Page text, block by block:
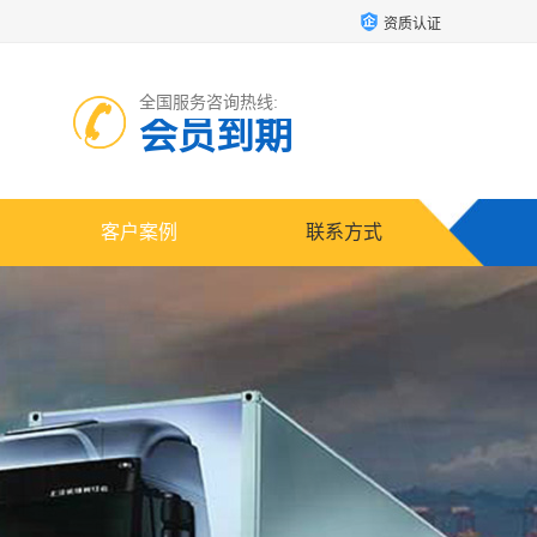
资质认证
全国服务咨询热线:
会员到期
客户案例 联系方式